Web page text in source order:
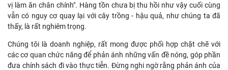
vị làm ăn chân chính". Hàng tồn chưa bị thu hồi như vậy cuối cùng
vẫn có nguy cơ quay lại với cây trồng - hậu quả, như chúng ta đã
thấy, là rất nghiêm trọng.
Chúng tôi là doanh nghiệp, rất mong được phối hợp chặt chẽ với
các cơ quan chức năng để phản ánh những vấn đề nóng, góp phần
đưa chính sách đi vào thực tiễn. Đừng nghi ngờ rằng phản ánh của